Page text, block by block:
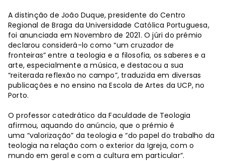
A distinção de João Duque, presidente do Centro
Regional de Braga da Universidade Católica Portuguesa,
foi anunciada em Novembro de 2021. O júri do prémio
declarou considerá-lo como “um cruzador de
fronteiras” entre a teologia e a filosofia, os saberes e a
arte, especialmente a música, e destacou a sua
“reiterada reflexão no campo”, traduzida em diversas
publicações e no ensino na Escola de Artes da UCP, no
Porto.
O professor catedrático da Faculdade de Teologia
afirmou, aquando do anúncio, que o prémio é
uma “valorização” da teologia e “do papel do trabalho da
teologia na relação com o exterior da Igreja, com o
mundo em geral e com a cultura em particular”.